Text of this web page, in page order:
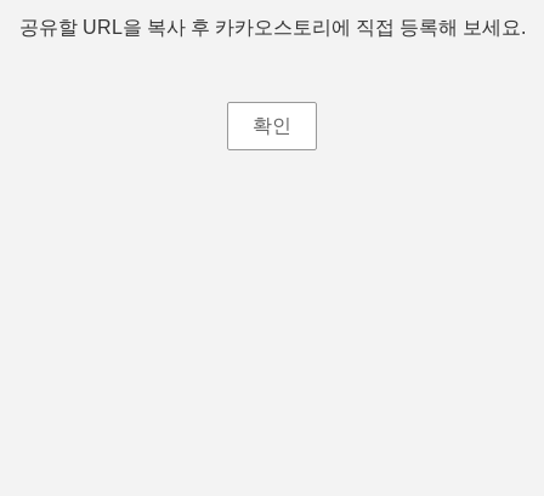
공유할 URL을 복사 후 카카오스토리에 직접 등록해 보세요.
확인